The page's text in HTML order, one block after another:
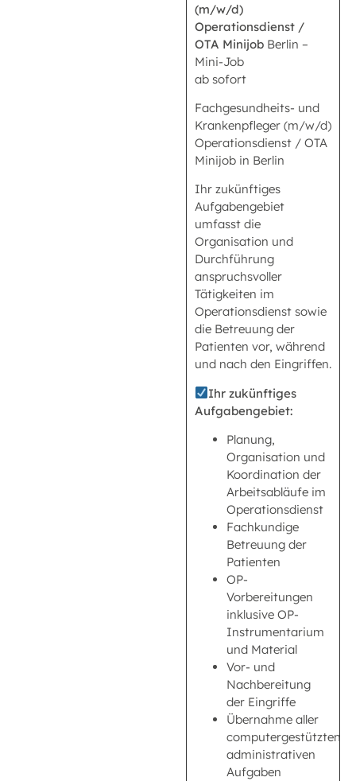
(m/w/d)
Operationsdienst /
OTA Minijob Berlin –
Mini-Job
ab sofort
Fachgesundheits- und
Krankenpfleger (m/w/d)
Operationsdienst / OTA
Minijob in Berlin
Ihr zukünftiges
Aufgabengebiet
umfasst die
Organisation und
Durchführung
anspruchsvoller
Tätigkeiten im
Operationsdienst sowie
die Betreuung der
Patienten vor, während
und nach den Eingriffen.
Ihr zukünftiges
Aufgabengebiet:
Planung,
Organisation und
Koordination der
Arbeitsabläufe im
Operationsdienst
Fachkundige
Betreuung der
Patienten
OP-
Vorbereitungen
inklusive OP-
Instrumentarium
und Material
Vor- und
Nachbereitung
der Eingriffe
Übernahme aller
computergestützten
administrativen
Aufgaben